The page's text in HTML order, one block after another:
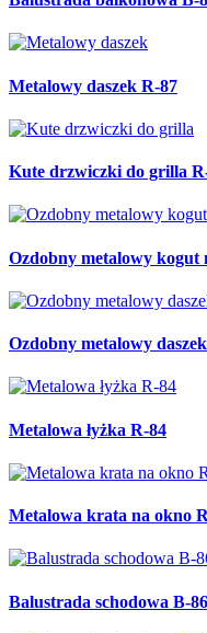
Metalowy daszek R-87
Kute drzwiczki do grilla
Ozdobny metalowy kogut
Ozdobny metalowy
Metalowa łyżka R-84
Metalowa krata na okno
Balustrada schodowa B-86